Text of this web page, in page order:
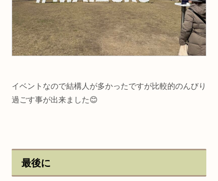
イベントなので結構人が多かったですが比較的のんびり
過ごす事が出来ました😊
最後に